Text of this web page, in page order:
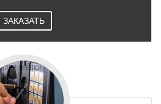
ЗАКАЗАТЬ